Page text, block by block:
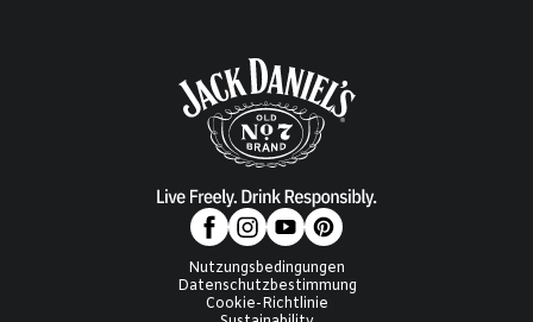
Nutzungsbedingungen
Datenschutzbestimmung
Cookie-Richtlinie